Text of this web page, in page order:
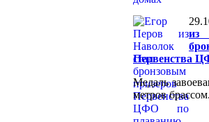
из
Первенства
Медаль
метров брассом.